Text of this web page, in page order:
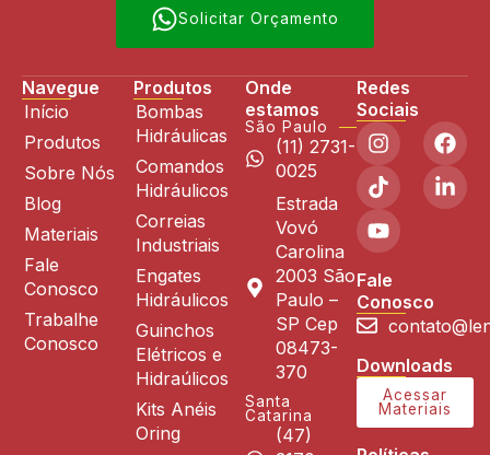
Solicitar Orçamento
Navegue
Início
Produtos
Sobre Nós
Blog
Materiais
Fale
Conosco
Trabalhe
Conosco
Produtos
Bombas
Hidráulicas
Comandos
Hidráulicos
Correias
Industriais
Engates
Hidráulicos
Guinchos
Elétricos e
Hidraúlicos
Kits Anéis
Oring
Onde
estamos
São Paulo
(11) 2731-
0025
Estrada
Vovó
Carolina
2003 São
Paulo –
SP Cep
08473-
370
Santa
Catarina
(47)
Redes
Sociais
Fale
Conosco
Downloads
Acessar
Materiais